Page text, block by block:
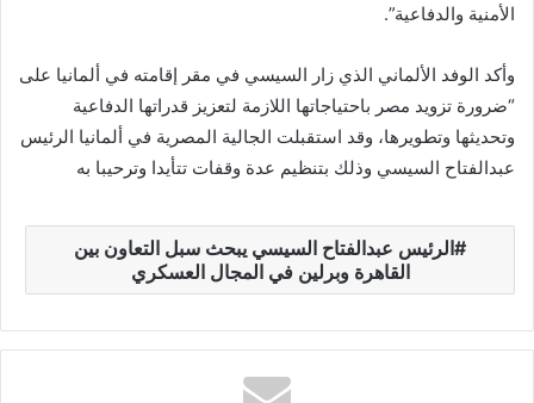
الأمنية والدفاعية”.
وأكد الوفد الألماني الذي زار السيسي في مقر إقامته في ألمانيا على
“ضرورة تزويد مصر باحتياجاتها اللازمة لتعزيز قدراتها الدفاعية
وتحديثها وتطويرها، وقد استقبلت الجالية المصرية في ألمانيا الرئيس
عبدالفتاح السيسي وذلك بتنظيم عدة وقفات تتأيدا وترحيبا به
الرئيس عبدالفتاح السيسي يبحث سبل التعاون بين
القاهرة وبرلين في المجال العسكري